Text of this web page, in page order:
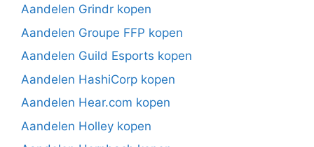
Aandelen Grindr kopen
Aandelen Groupe FFP kopen
Aandelen Guild Esports kopen
Aandelen HashiCorp kopen
Aandelen Hear.com kopen
Aandelen Holley kopen